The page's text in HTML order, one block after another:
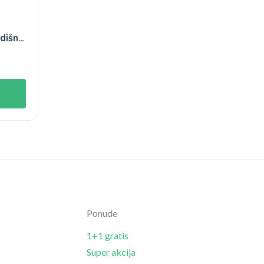
Ponude
1+1 gratis
Super akcija